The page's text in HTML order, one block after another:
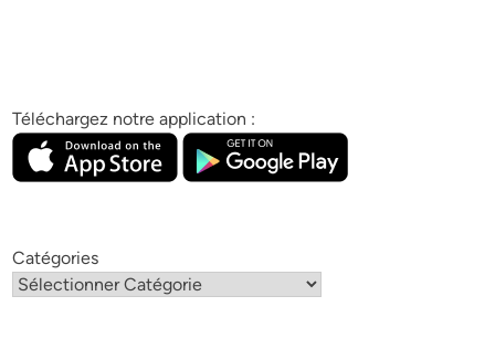
Téléchargez notre application :
Catégories